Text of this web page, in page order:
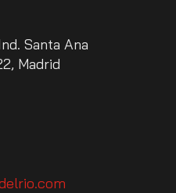
Santa Ana
Madrid